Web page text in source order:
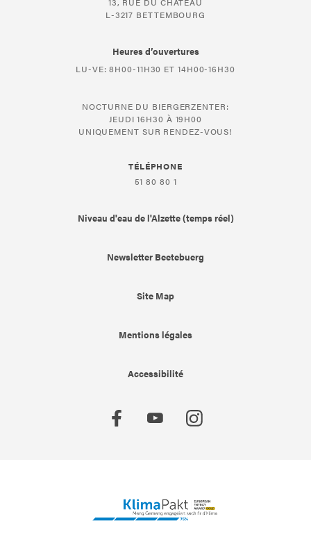
L-3217 BETTEMBOURG
Heures d’ouvertures
LU-VE: 8H00-11H30 ET 14H00-16H30
NOCTURNE DU BIERGERZENTER:
JEUDI 16H30 À 19H00
UNIQUEMENT SUR RENDEZ-VOUS!
TÉLÉPHONE
51 80 80 1
Niveau d'eau de l'Alzette (temps réel)
Newsletter Beetebuerg
Site Map
Mentions légales
Accessibilité